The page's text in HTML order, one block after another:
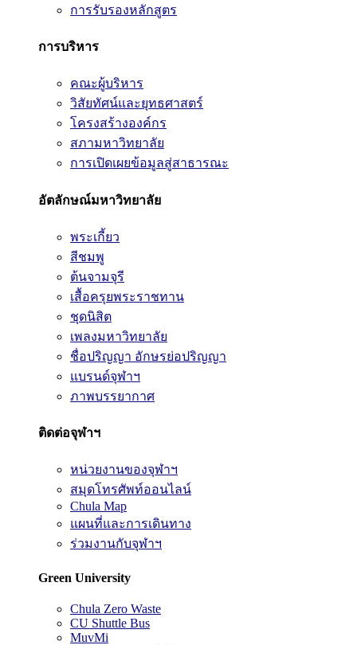
การรับรองหลักสูตร
การบริหาร
คณะผู้บริหาร
วิสัยทัศน์และยุทธศาสตร์
โครงสร้างองค์กร
สภามหาวิทยาลัย
การเปิดเผยข้อมูลสู่สาธารณะ
อัตลักษณ์มหาวิทยาลัย
พระเกี้ยว
สีชมพู
ต้นจามจุรี
เสื้อครุยพระราชทาน
ชุดนิสิต
เพลงมหาวิทยาลัย
ชื่อปริญญา อักษรย่อปริญญา
แบรนด์จุฬาฯ
ภาพบรรยากาศ
ติดต่อจุฬาฯ
หน่วยงานของจุฬาฯ
สมุดโทรศัพท์ออนไลน์
Chula Map
แผนที่และการเดินทาง
ร่วมงานกับจุฬาฯ
Green University
Chula Zero Waste
CU Shuttle Bus
MuvMi